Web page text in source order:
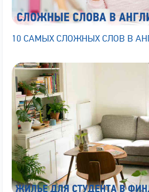
10 САМЫХ СЛОЖНЫХ СЛОВ В